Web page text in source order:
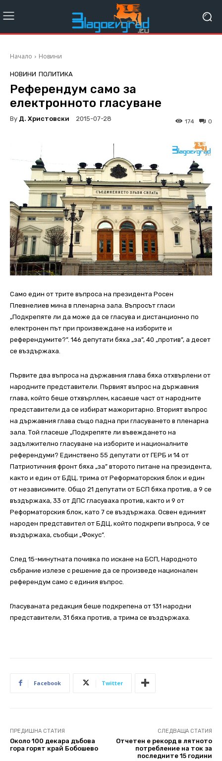
Начало Новини
НОВИНИ ПОЛИТИКА
Референдум само за
електронното гласуване
By Д. Христовски 2015-07-28 0
174
Само един от трите въпроса на президента Росен
Плевнелиев мина в пленарна зала. Въпросът гласи
„Подкрепяте ли да може да се гласува и дистанционно по
електронен път при произвеждане на изборите и
референдумите?”. 146 депутати бяха „за”, 40 „против”, а десет
се въздържаха.
Първите два въпроса на държавния глава бяха отхвърлени от
народните представители. Първият въпрос на държавния
глава, който беше отхвърллен, касаеше част от народните
представители да се избират мажоритарно. Вторият въпрос
на държавния глава също падна при гласуването в пленарна
зала. Той гласеше „Подкрепяте ли въвеждането на
задължително гласуване на изборите и националните
референдуми? Единствено 55 депутати от ГЕРБ и 14 от
Патриотичния фронт бяха „за” второто питане на президента,
както и един от БДЦ, трима от Реформаторския блок и един
от независимите. Общо 21 депутати от БСП бяха против, а 9 се
въздържаха, 33 от ДПС гласуваха против, както и 9 от
Реформаторския блок, като 7 се въздържаха. Освен единият
народен представител от БДЦ, който подкрепи въпроса, 9 се
въздържаха, съобщи „Фокус”.
След 15-минутната почивка по искане на БСП, Народното
събрание излезе с решение да се произведе национален
референдум само с единия въпрос.
Гласуваната редакция беше подкрепена от 131 народни
представители, 31 бяха против, а трима се въздържаха.
Facebook Twitter
ПРЕДИШНА СТАТИЯ
Около 100 декара дъбова
гора горят край Бобошево
СЛЕДВАЩА СТАТИЯ
Отчетен е рекорд в лятното
потребление на ток за
последните 15 години